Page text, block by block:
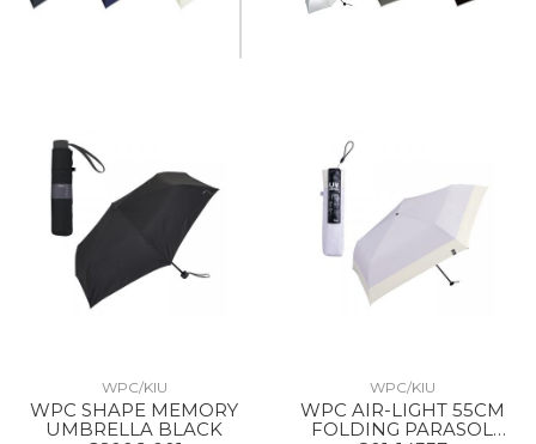
WPC/KIU
WPC SHAPE MEMORY
UMBRELLA BLACK
WPC/KIU
WPC AIR-LIGHT 55CM
FOLDING PARASOL